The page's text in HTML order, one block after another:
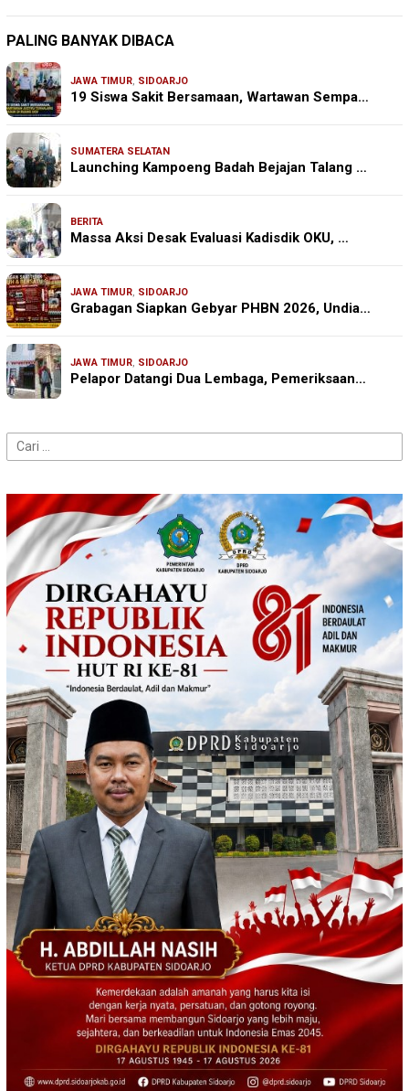
PALING BANYAK DIBACA
JAWA TIMUR, SIDOARJO
19 Siswa Sakit Bersamaan, Wartawan Sempa…
SUMATERA SELATAN
Launching Kampoeng Badah Bejajan Talang …
BERITA
Massa Aksi Desak Evaluasi Kadisdik OKU, …
JAWA TIMUR, SIDOARJO
Grabagan Siapkan Gebyar PHBN 2026, Undia…
JAWA TIMUR, SIDOARJO
Pelapor Datangi Dua Lembaga, Pemeriksaan…
Cari
untuk: